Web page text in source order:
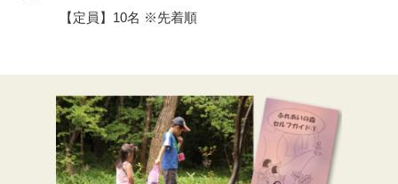
【定員】10名 ※先着順